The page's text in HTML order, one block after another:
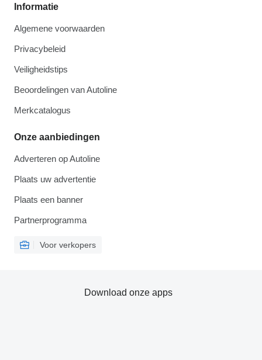
Informatie
Algemene voorwaarden
Privacybeleid
Veiligheidstips
Beoordelingen van Autoline
Merkcatalogus
Onze aanbiedingen
Adverteren op Autoline
Plaats uw advertentie
Plaats een banner
Partnerprogramma
Voor verkopers
Download onze apps